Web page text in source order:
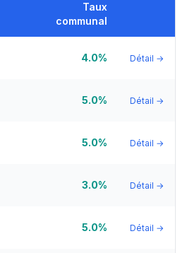
Taux
communal
4.0% Détail →
5.0% Détail →
5.0% Détail →
3.0% Détail →
5.0% Détail →